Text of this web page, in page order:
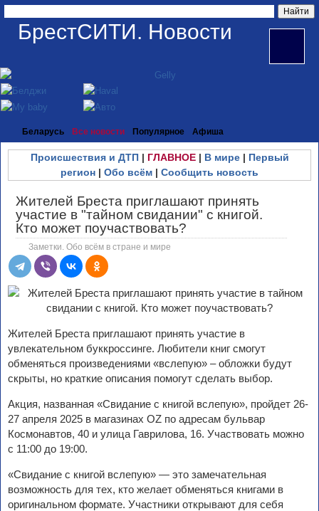
БрестСИТИ. Новости
Беларусь Все новости Популярное Афиша
Происшествия и ДТП| ГЛАВНОЕ| В мире| Первый
регион | Обо всём | Сообщить новость
Жителей Бреста приглашают принять
участие в "тайном свидании" с книгой.
Кто может поучаствовать?
Заметки. Обо всём в стране и мире
Жителей Бреста приглашают принять участие в
увлекательном буккроссинге. Любители книг смогут
обменяться произведениями «вслепую» – обложки будут
скрыты, но краткие описания помогут сделать выбор.
Акция, названная «Свидание с книгой вслепую», пройдет 26-
27 апреля 2025 в магазинах OZ по адресам бульвар
Космонавтов, 40 и улица Гаврилова, 16. Участвовать можно
с 11:00 до 19:00.
«Свидание с книгой вслепую» — это замечательная
возможность для тех, кто желает обменяться книгами в
оригинальном формате. Участники открывают для себя